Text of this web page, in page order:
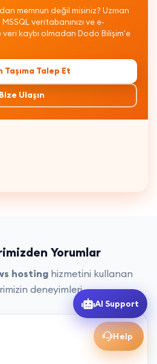
memnun değil misiniz? Uzman
veritabanınızı ve e-
veri kaybı olmadan Dodo Bilişim'e
Taşıma Talep Et
Bize Ulaşın
Yorumlar
hosting hizmetini kullanan
deneyimleri.
Help
AI Support